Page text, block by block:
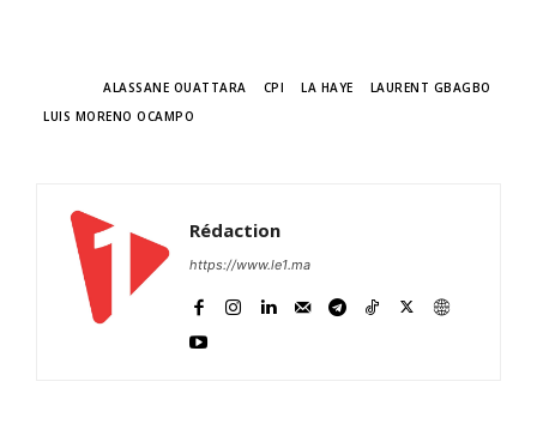
ALASSANE OUATTARA CPI LA HAYE
LAURENT GBAGBO
LUIS MORENO OCAMPO
Rédaction
https://www.le1.ma